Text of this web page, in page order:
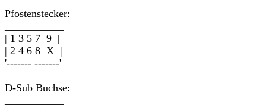
Pfostenstecker:
| 1 3 5 7 9 |
| 2 4 6 8 X |
'------- -------'
D-Sub Buchse: